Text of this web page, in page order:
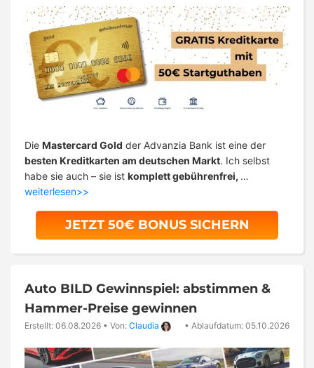
Die Mastercard Gold der Advanzia Bank ist eine der
besten Kreditkarten am deutschen Markt. Ich selbst
habe sie auch – sie ist komplett gebührenfrei, …
weiterlesen>>
JETZT 50€ BONUS SICHERN
Auto BILD Gewinnspiel: abstimmen &
Hammer-Preise gewinnen
Erstellt: 06.08.2026 • Von: Claudia • Ablaufdatum: 05.10.2026